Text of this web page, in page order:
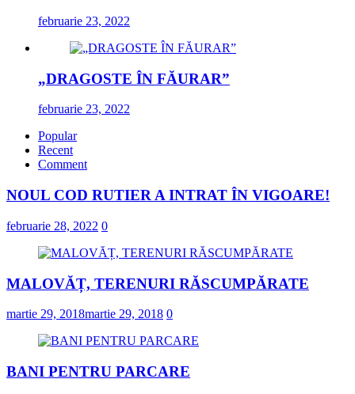
februarie 23, 2022
„DRAGOSTE ÎN FĂURAR”
februarie 23, 2022
Popular
Recent
Comment
NOUL COD RUTIER A INTRAT ÎN VIGOARE!
februarie 28, 2022 0
MALOVĂȚ, TERENURI RĂSCUMPĂRATE
martie 29, 2018martie 29, 2018 0
BANI PENTRU PARCARE